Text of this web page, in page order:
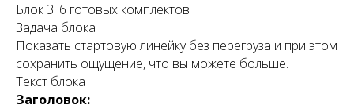
Блок 3. 6 готовых комплектов
Задача блока
Показать стартовую линейку без перегруза и при этом
сохранить ощущение, что вы можете больше.
Текст блока
Заголовок: